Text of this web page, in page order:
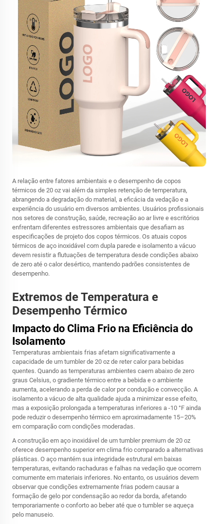
A relação entre fatores ambientais e o desempenho de copos
térmicos de 20 oz vai além da simples retenção de temperatura,
abrangendo a degradação do material, a eficácia da vedação e a
experiência do usuário em diversos ambientes. Usuários profissionais
nos setores de construção, saúde, recreação ao ar livre e escritórios
enfrentam diferentes estressores ambientais que desafiam as
especificações de projeto dos copos térmicos. Os atuais copos
térmicos de aço inoxidável com dupla parede e isolamento a vácuo
devem resistir a flutuações de temperatura desde condições abaixo
de zero até o calor desértico, mantendo padrões consistentes de
desempenho.
Extremos de Temperatura e
Desempenho Térmico
Impacto do Clima Frio na Eficiência do
Isolamento
Temperaturas ambientais frias afetam significativamente a
capacidade de um tumbler de 20 oz de reter calor para bebidas
quentes. Quando as temperaturas ambientes caem abaixo de zero
graus Celsius, o gradiente térmico entre a bebida e o ambiente
aumenta, acelerando a perda de calor por condução e convecção. A
isolamento a vácuo de alta qualidade ajuda a minimizar esse efeito,
mas a exposição prolongada a temperaturas inferiores a -10 °F ainda
pode reduzir o desempenho térmico em aproximadamente 15–20%
em comparação com condições moderadas.
A construção em aço inoxidável de um tumbler premium de 20 oz
oferece desempenho superior em clima frio comparado a alternativas
plásticas. O aço mantém sua integridade estrutural em baixas
temperaturas, evitando rachaduras e falhas na vedação que ocorrem
comumente em materiais inferiores. No entanto, os usuários devem
observar que condições extremamente frias podem causar a
formação de gelo por condensação ao redor da borda, afetando
temporariamente o conforto ao beber até que o tumbler se aqueça
pelo manuseio.